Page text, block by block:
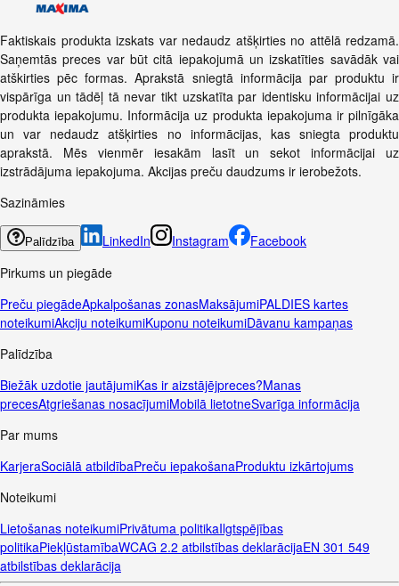
Faktiskais produkta izskats var nedaudz atšķirties no attēlā redzamā.
Saņemtās preces var būt citā iepakojumā un izskatīties savādāk vai
atškirties pēc formas. Aprakstā sniegtā informācija par produktu ir
vispārīga un tādēļ tā nevar tikt uzskatīta par identisku informācijai uz
produkta iepakojumu. Informācija uz produkta iepakojuma ir pilnīgāka
un var nedaudz atšķirties no informācijas, kas sniegta produktu
aprakstā. Mēs vienmēr iesakām lasīt un sekot informācijai uz
izstrādājuma iepakojuma. Akcijas preču daudzums ir ierobežots.
Sazināmies
Palīdzība LinkedIn Instagram
Facebook
Pirkums un piegāde
Preču piegādeApkalpošanas zonasMaksājumiPALDIES kartes
noteikumiAkciju noteikumiKuponu noteikumiDāvanu kampaņas
Palīdzība
Biežāk uzdotie jautājumiKas ir aizstājējpreces?Manas
precesAtgriešanas nosacījumiMobilā lietotneSvarīga informācija
Par mums
KarjeraSociālā atbildībaPreču iepakošanaProduktu izkārtojums
Noteikumi
Lietošanas noteikumiPrivātuma politikaIlgtspējības
politikaPiekļūstamībaWCAG 2.2 atbilstības deklarācijaEN 301 549
atbilstības deklarācija